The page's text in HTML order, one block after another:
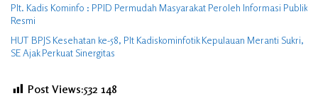
Plt. Kadis Kominfo : PPID Permudah Masyarakat Peroleh Informasi Publik
Resmi
HUT BPJS Kesehatan ke-58, Plt Kadiskominfotik Kepulauan Meranti Sukri,
SE Ajak Perkuat Sinergitas
Post Views:532 148